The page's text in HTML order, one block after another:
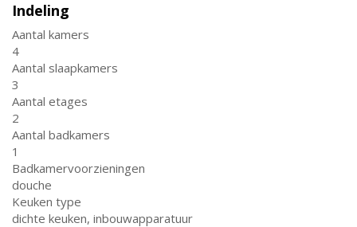
Indeling
Aantal kamers
4
Aantal slaapkamers
3
Aantal etages
2
Aantal badkamers
1
Badkamervoorzieningen
douche
Keuken type
dichte keuken, inbouwapparatuur